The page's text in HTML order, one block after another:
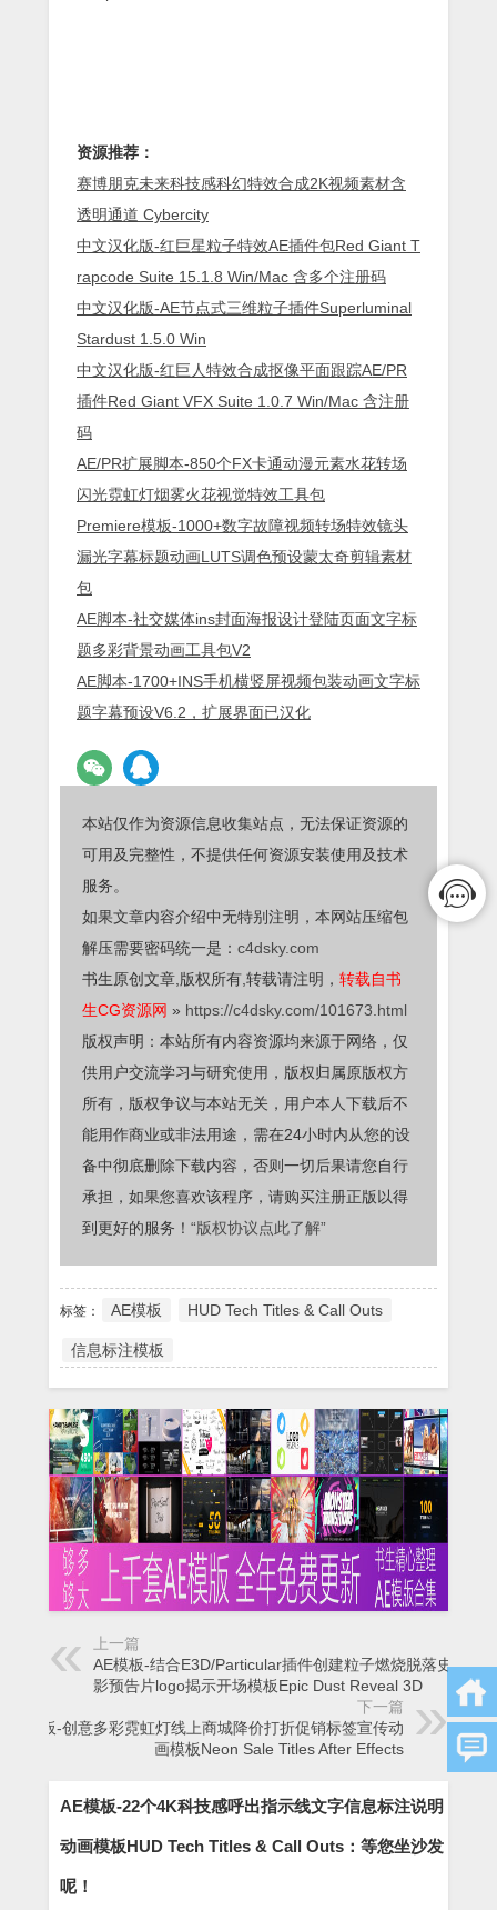
资源推荐：
赛博朋克未来科技感科幻特效合成2K视频素材含
透明通道 Cybercity
中文汉化版-红巨星粒子特效AE插件包Red Giant T
rapcode Suite 15.1.8 Win/Mac 含多个注册码
中文汉化版-AE节点式三维粒子插件Superluminal
Stardust 1.5.0 Win
中文汉化版-红巨人特效合成抠像平面跟踪AE/PR
插件Red Giant VFX Suite 1.0.7 Win/Mac 含注册
码
AE/PR扩展脚本-850个FX卡通动漫元素水花转场
闪光霓虹灯烟雾火花视觉特效工具包
Premiere模板-1000+数字故障视频转场特效镜头
漏光字幕标题动画LUTS调色预设蒙太奇剪辑素材
包
AE脚本-社交媒体ins封面海报设计登陆页面文字标
题多彩背景动画工具包V2
AE脚本-1700+INS手机横竖屏视频包装动画文字标
题字幕预设V6.2，扩展界面已汉化
本站仅作为资源信息收集站点，无法保证资源的
可用及完整性，不提供任何资源安装使用及技术
服务。
如果文章内容介绍中无特别注明，本网站压缩包
解压需要密码统一是： c4dsky.com
书生原创文章,版权所有,转载请注明， 转载自书
生CG资源网 » https://c4dsky.com/101673.html
版权声明：本站所有内容资源均来源于网络，仅
供用户交流学习与研究使用，版权归属原版权方
所有，版权争议与本站无关，用户本人下载后不
能用作商业或非法用途，需在24小时内从您的设
备中彻底删除下载内容，否则一切后果请您自行
承担，如果您喜欢该程序，请购买注册正版以得
到更好的服务！ “版权协议点此了解”
标签： AE模板 HUD Tech Titles & Call Outs
信息标注模板
上一篇
AE模板-结合E3D/Particular插件创建粒子燃烧脱落史诗电
影预告片logo揭示开场模板Epic Dust Reveal 3D
下一篇
AE模板-创意多彩霓虹灯线上商城降价打折促销标签宣传动
画模板Neon Sale Titles After Effects
AE模板-22个4K科技感呼出指示线文字信息标注说明
动画模板HUD Tech Titles & Call Outs：等您坐沙发
呢！